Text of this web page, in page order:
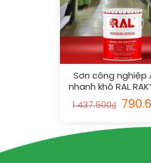
Sơn công nghiệp
nhanh khô RAL
1020
1.437.500₫